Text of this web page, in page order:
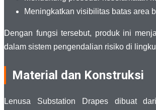
Meningkatkan visibilitas batas area
Dengan fungsi tersebut, produk ini
dalam sistem pengendalian risiko di
Material dan Konstruksi
Lenusa Substation Drapes dibuat